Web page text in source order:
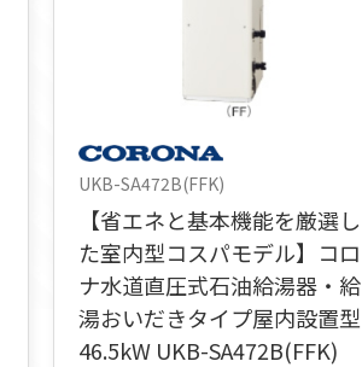
UKB-SA472B(FFK)
【省エネと基本機能を厳選し
た室内型コスパモデル】コロ
ナ水道直圧式石油給湯器・給
湯おいだきタイプ屋内設置型
46.5kW UKB-SA472B(FFK)